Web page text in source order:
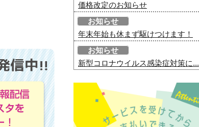
価格改定のお知らせ
お知らせ
年末年始も休まず駆けつけます！
お知らせ
新型コロナウイルス感染症対策に...